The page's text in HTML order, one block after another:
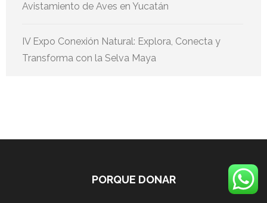
Avistamiento de Aves en Yucatán
IV Expo Conexión Natural: Explora, Conecta y
Transforma con la Selva Maya
PORQUE DONAR